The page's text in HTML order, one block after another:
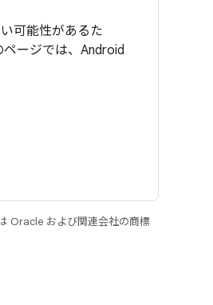
可能性があるた
ージでは、Android
Oracle および関連会社の商標